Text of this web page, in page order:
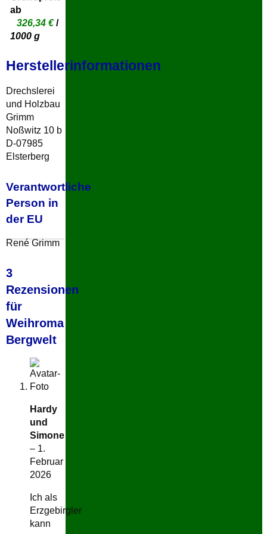
ab
326,34€/
1000 g
Herstellerinformationen
Drechslerei
und Holzbau
Grimm
Noßwitz 10 b
D-07985
Elsterberg
Verantwortliche
Person in
der EU
René Grimm
3
Rezensionen
für
Weihroma
Bergwelt
Hardy
und
Simone
– 1.
Februar
2026
Ich als
Erzgebirgler
kann